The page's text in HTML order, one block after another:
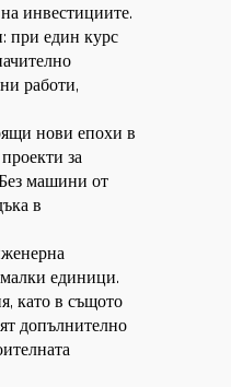
инвестициите.
при един курс
работи,
нови епохи в
за
машини от
в
единици.
като в същото
допълнително